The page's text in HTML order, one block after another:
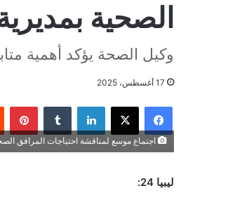
الصحية
وكيل الصحة يؤكد أهمية
17 أغسطس، 2025
فيسبوك ‫X لينكدإن
اجتماع موسع لمناقشة احتياجات المرافق
ليبيا 24: